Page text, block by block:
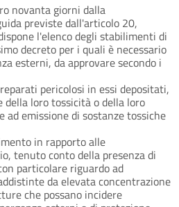
novanta giorni dalla
previste dall'articolo 20,
l'elenco degli stabilimenti di
decreto per i quali è necessario
esterni, da approvare secondo i
pericolosi in essi depositati,
loro tossicità o della loro
emissione di sostanze tossiche
in rapporto alle
tenuto conto della presenza di
particolare riguardo ad
da elevata concentrazione
che possano incidere